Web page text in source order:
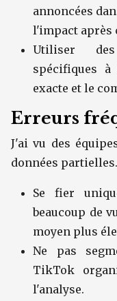
annoncées
l'impact après
Utiliser des
spécifiques
exacte et le
Erreurs
J'ai vu des
données
Se fier
beaucoup de
moyen plus
Ne pas
TikTok
l'analyse.